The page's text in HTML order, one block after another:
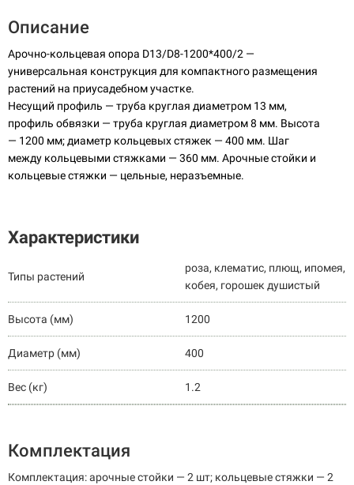
Описание
Арочно-кольцевая опора D13/D8-1200*400/2 —
универсальная конструкция для компактного размещения
растений на приусадебном участке.
Несущий профиль — труба круглая диаметром 13 мм,
профиль обвязки — труба круглая диаметром 8 мм. Высота
— 1200 мм; диаметр кольцевых стяжек — 400 мм. Шаг
между кольцевыми стяжками — 360 мм. Арочные стойки и
кольцевые стяжки — цельные, неразъемные.
Характеристики
Типы растений
роза, клематис, плющ, ипомея,
кобея, горошек душистый
Высота (мм) 1200
Диаметр (мм) 400
Вес (кг) 1.2
Комплектация
Комплектация: арочные стойки — 2 шт; кольцевые стяжки — 2